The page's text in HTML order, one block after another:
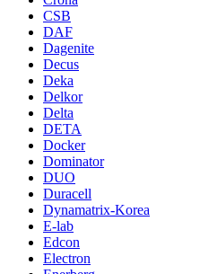
CSB
DAF
Dagenite
Decus
Deka
Delkor
Delta
DETA
Docker
Dominator
DUO
Duracell
Dynamatrix-Korea
E-lab
Edcon
Electron